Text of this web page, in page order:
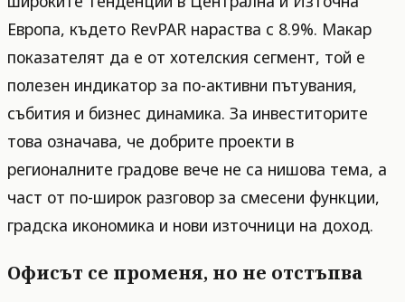
Европа, където RevPAR нараства с 8.9%. Макар
показателят да е от хотелския сегмент, той е
полезен индикатор за по-активни пътувания,
събития и бизнес динамика. За инвеститорите
това означава, че добрите проекти в
регионалните градове вече не са нишова тема, а
част от по-широк разговор за смесени функции,
градска икономика и нови източници на доход.
Офисът се променя, но не отстъпва